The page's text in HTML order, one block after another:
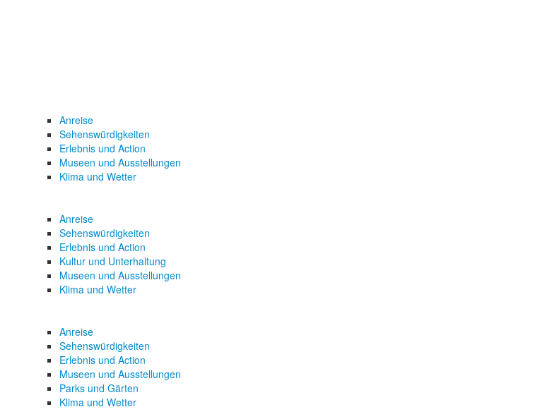
Anreise
Sehenswürdigkeiten
Erlebnis und Action
Museen und Ausstellungen
Klima und Wetter
Anreise
Sehenswürdigkeiten
Erlebnis und Action
Kultur und Unterhaltung
Museen und Ausstellungen
Klima und Wetter
Anreise
Sehenswürdigkeiten
Erlebnis und Action
Museen und Ausstellungen
Parks und Gärten
Klima und Wetter